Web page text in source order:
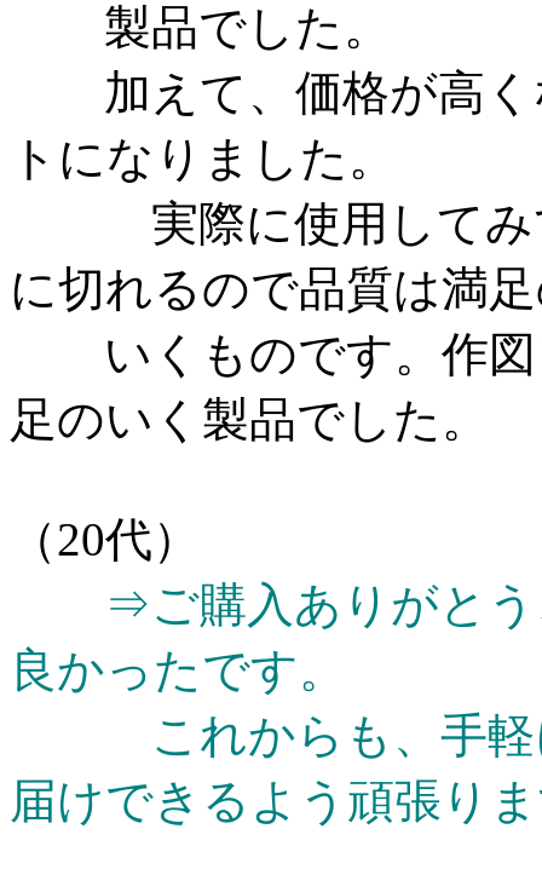
製品でした。
加えて、価格が高く
トになりました。
実際に使用してみて
に切れるので品質は満
いくものです。作図
足のいく製品でした。
（20代）
⇒ご購入ありがと
良かったです。
これからも、手軽に
届けできるよう頑張り